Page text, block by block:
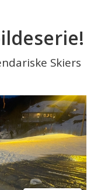
Skiers